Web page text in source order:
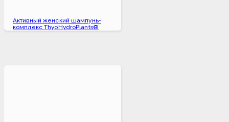
Активный женский шампунь-
комплекс ThyoHydroPlants®